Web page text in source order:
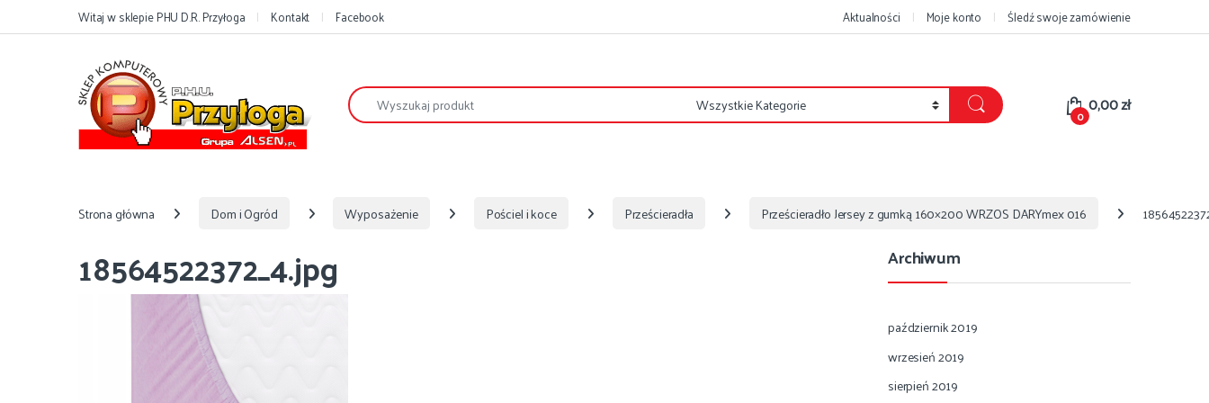
Przejdź do nawigacji
Przejdź do treściWitaj w sklepie PHU D.R. Przyłoga Kontakt Facebook Aktualności Moje konto Śledź swoje zamówienie
Szukaj:
0 0,00zł
Strona główna Dom i Ogród Wyposażenie Pościel i koce Prześcieradła Prześcieradło Jersey z gumką 160×200 WRZOS DARYmex 016
18564522372_4.jpg Archiwum
październik 2019
wrzesień 2019
sierpień 2019